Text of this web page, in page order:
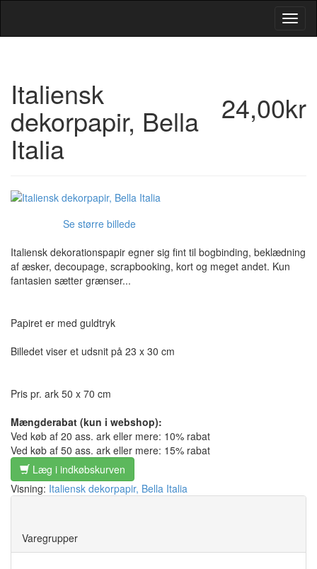
24,00kr
Italiensk
dekorpapir, Bella
Italia
Se større billede
Italiensk dekorationspapir egner sig fint til bogbinding, beklædning
af æsker, decoupage, scrapbooking, kort og meget andet. Kun
fantasien sætter grænser...
Papiret er med guldtryk
Billedet viser et udsnit på 23 x 30 cm
Pris pr. ark 50 x 70 cm
Mængderabat (kun i webshop):
Ved køb af 20 ass. ark eller mere: 10% rabat
Ved køb af 50 ass. ark eller mere: 15% rabat
Læg i indkøbskurven
Visning: Italiensk dekorpapir, Bella Italia
Varegrupper